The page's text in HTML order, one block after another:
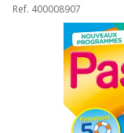
Ref. 400008907